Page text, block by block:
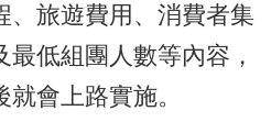
、旅遊費用、消費者集
低組團人數等內容，
會上路實施。